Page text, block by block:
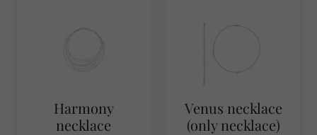
Harmony
necklace
Venus necklace
(only necklace)